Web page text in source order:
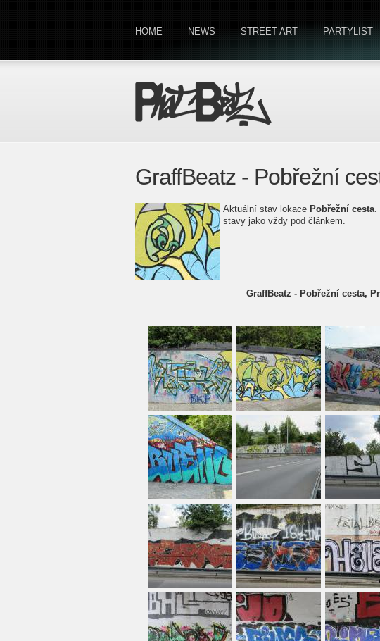
HOME NEWS STREET ART PARTYLIST
GraffBeatz - Pobřežní
Aktuální stav lokace Pobřežní cesta.
stavy jako vždy pod článkem.
GraffBeatz - Pobřežní cesta,